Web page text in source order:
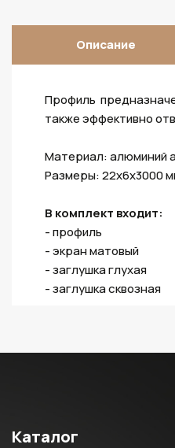
Описание
Профиль
также эффективно
Материал: алюминий
Размеры: 22х6х3000
В комплект входит:
- профиль
- экран матовый
- заглушка глухая
- заглушка сквозная
Каталог